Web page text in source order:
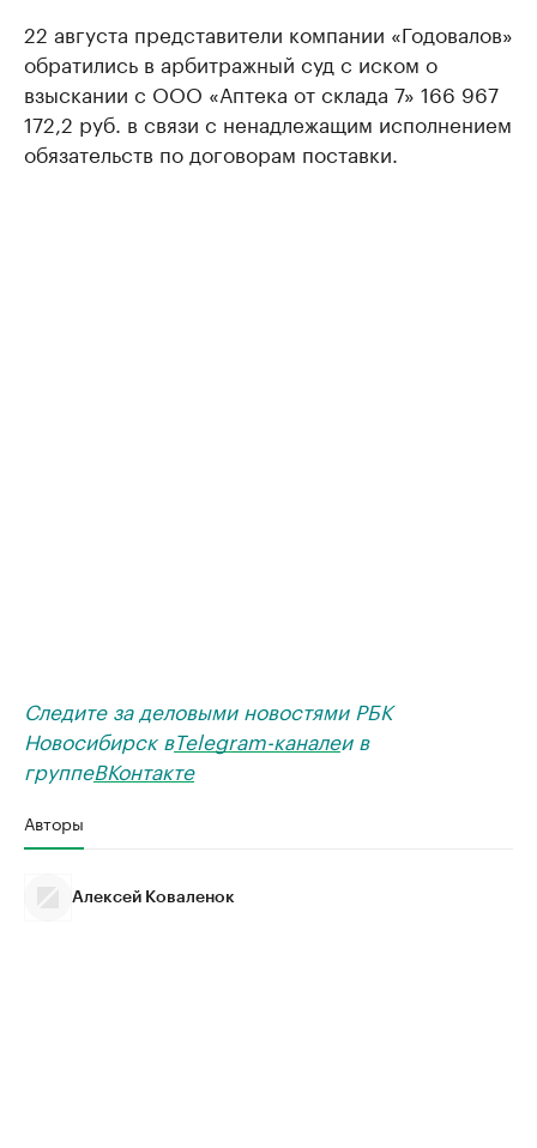
22 августа представители компании «Годовалов»
обратились в арбитражный суд с иском о
взыскании с ООО «Аптека от склада 7» 166 967
172,2 руб. в связи с ненадлежащим исполнением
обязательств по договорам поставки.
Следите за деловыми новостями РБК
Новосибирск вTelegram-каналеи в
группеВКонтакте
Авторы
Алексей Коваленок